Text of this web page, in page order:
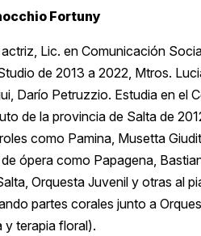
Fortuny
Lic. en Comunicación
de 2013 a 2022, Mtros.
Darío Petruzzio. Estudia en el
de la provincia de Salta de
como Pamina, Musetta
ópera como Papagena,
Orquesta Juvenil y otras al
partes corales junto a
y terapia floral).